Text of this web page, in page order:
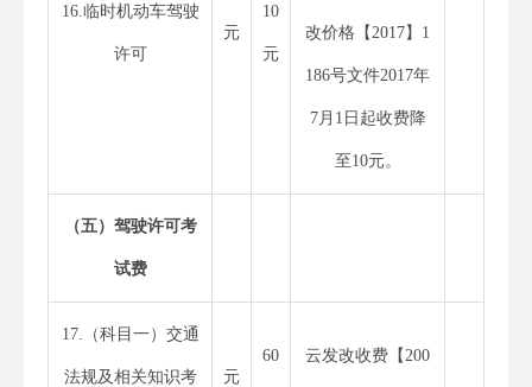
16.临时机动车驾驶
许可
元
10
元
改价格【2017】1
186号文件2017年
7月1日起收费降
至10元。
（五）驾驶许可考
试费
17.（科目一）交通
法规及相关知识考 元
60 云发改收费【200